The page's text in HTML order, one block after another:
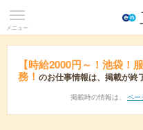
メニュー
【時給2000円～！池袋！
務！ のお仕事情報は、掲載が終
掲載時の情報は、 ペー